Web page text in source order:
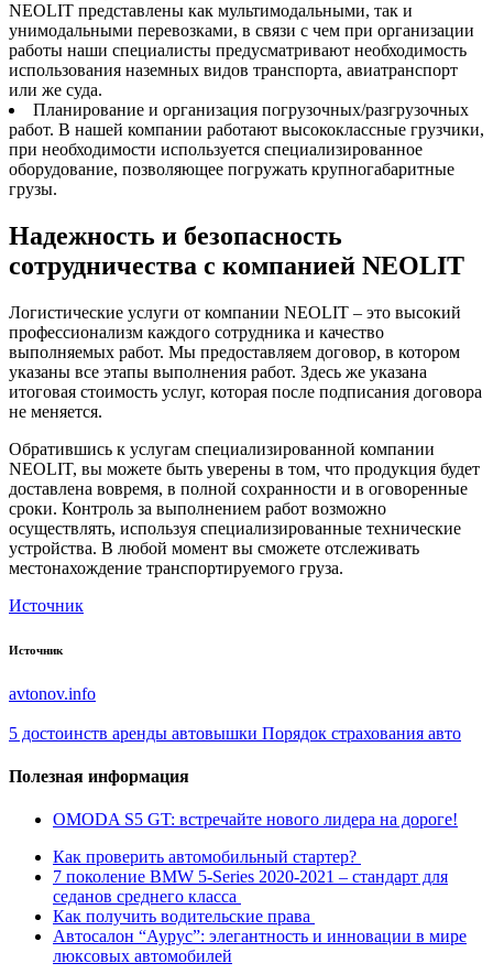
NEOLIT представлены как мультимодальными, так и
унимодальными перевозками, в связи с чем при организации
работы наши специалисты предусматривают необходимость
использования наземных видов транспорта, авиатранспорт
или же суда.
Планирование и организация погрузочных/разгрузочных
работ. В нашей компании работают высококлассные грузчики,
при необходимости используется специализированное
оборудование, позволяющее погружать крупногабаритные
грузы.
Надежность и безопасность
сотрудничества с компанией NEOLIT
Логистические услуги от компании NEOLIT – это высокий
профессионализм каждого сотрудника и качество
выполняемых работ. Мы предоставляем договор, в котором
указаны все этапы выполнения работ. Здесь же указана
итоговая стоимость услуг, которая после подписания договора
не меняется.
Обратившись к услугам специализированной компании
NEOLIT, вы можете быть уверены в том, что продукция будет
доставлена вовремя, в полной сохранности и в оговоренные
сроки. Контроль за выполнением работ возможно
осуществлять, используя специализированные технические
устройства. В любой момент вы сможете отслеживать
местонахождение транспортируемого груза.
Источник
Источник
avtonov.info
5 достоинств аренды автовышки Порядок страхования авто
Полезная информация
OMODA S5 GT: встречайте нового лидера на дороге!
Как проверить автомобильный стартер?
7 поколение BMW 5-Series 2020-2021 – стандарт для
седанов среднего класса
Как получить водительские права
Автосалон “Аурус”: элегантность и инновации в мире
люксовых автомобилей